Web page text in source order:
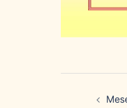
articolo